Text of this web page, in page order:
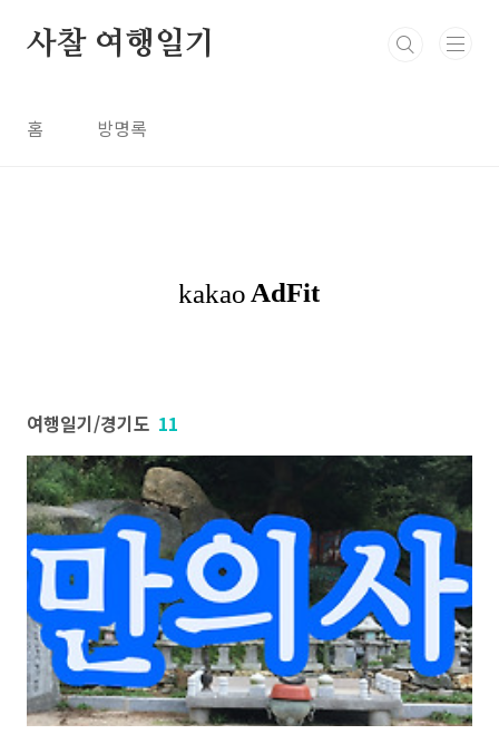
사찰 여행일기
홈 방명록
여행일기/경기도 11